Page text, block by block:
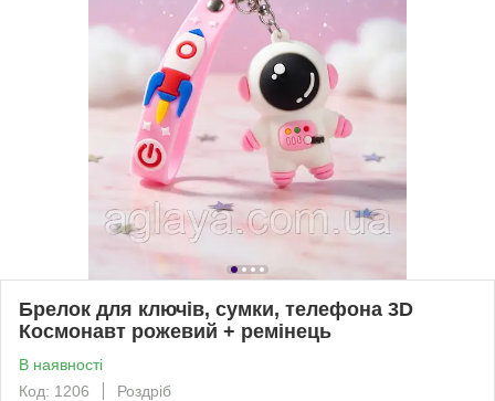
Брелок для ключів, сумки, телефона 3D
Космонавт рожевий + ремінець
В наявності
Код: 1206
Роздріб